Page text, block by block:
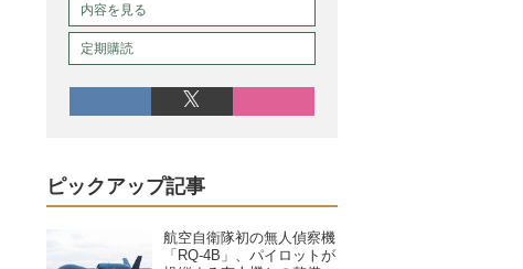
内容を見る
定期購読
ピックアップ記事
航空自衛隊初の無人偵察機
「RQ-4B」、パイロットが